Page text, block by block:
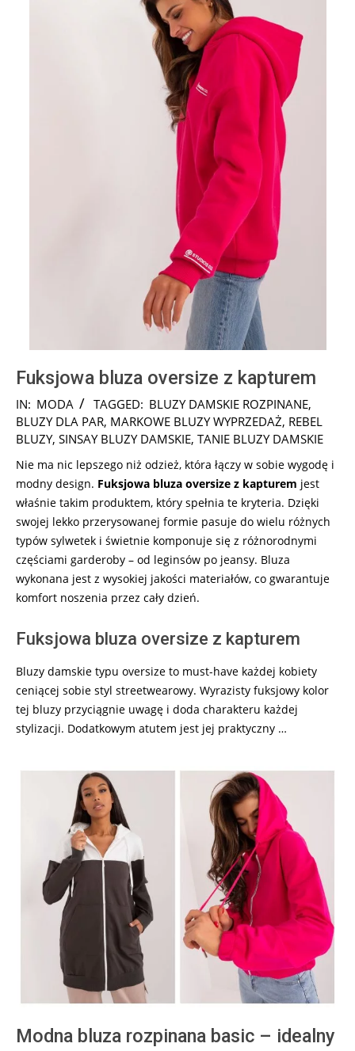
Fuksjowa bluza oversize z kapturem
2024-
10-
12
IN: MODA TAGGED: BLUZY DAMSKIE ROZPINANE,
BLUZY DLA PAR, MARKOWE BLUZY WYPRZEDAŻ, REBEL
BLUZY, SINSAY BLUZY DAMSKIE, TANIE BLUZY DAMSKIE
Nie ma nic lepszego niż odzież, która łączy w sobie wygodę i
modny design. Fuksjowa bluza oversize z kapturem jest
właśnie takim produktem, który spełnia te kryteria. Dzięki
swojej lekko przerysowanej formie pasuje do wielu różnych
typów sylwetek i świetnie komponuje się z różnorodnymi
częściami garderoby – od leginsów po jeansy. Bluza
wykonana jest z wysokiej jakości materiałów, co gwarantuje
komfort noszenia przez cały dzień.
Fuksjowa bluza oversize z kapturem
Bluzy damskie typu oversize to must-have każdej kobiety
ceniącej sobie styl streetwearowy. Wyrazisty fuksjowy kolor
tej bluzy przyciągnie uwagę i doda charakteru każdej
stylizacji. Dodatkowym atutem jest jej praktyczny …
Modna bluza rozpinana basic – idealny